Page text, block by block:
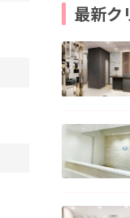
最新ク